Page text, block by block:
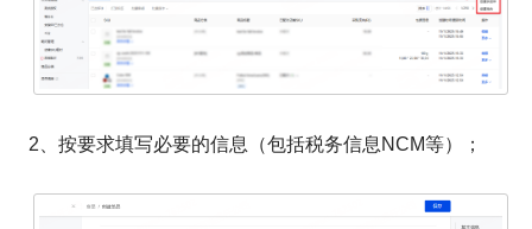
2、按要求填写必要的信息（包括税务信息NCM等）；